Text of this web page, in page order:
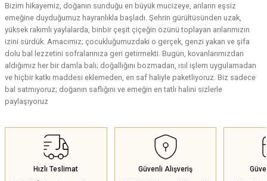
Bizim hikayemiz, doğanın sunduğu en büyük mucizeye, arıların eşsiz
emeğine duyduğumuz hayranlıkla başladı. Şehrin gürültüsünden uzak,
yüksek rakımlı yaylalarda, binbir çeşit çiçeğin özünü toplayan arılarımızın
izini sürdük. Amacımız; çocukluğumuzdaki o gerçek, genzi yakan ve şifa
dolu bal lezzetini sofralarınıza geri getirmekti. Bugün, kovanlarımızdan
aldığımız her bir damla balı; doğallığını bozmadan, ısıl işlem uygulamadan
ve hiçbir katkı maddesi eklemeden, en saf haliyle paketliyoruz. Biz sadece
bal satmıyoruz; doğanın saflığını ve emeğin en tatlı halini sizlerle
paylaşıyoruz
Hızlı Teslimat Güvenli Alışveriş